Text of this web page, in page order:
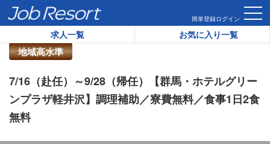
簡単登録ログイン
求人一覧 お気に入り一覧
HOME 求人一覧 7/16（赴任）～9/28（帰任）【群馬・ホテ
地域高水準
リゾートバイト求人番号：
7/16（赴任）～9/28（帰任）【群馬・ホテルグリー
ンプラザ軽井沢】調理補助／寮費無料／食事1日2食
無料